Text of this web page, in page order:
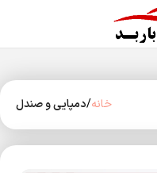
خانه دمپایی و صندل